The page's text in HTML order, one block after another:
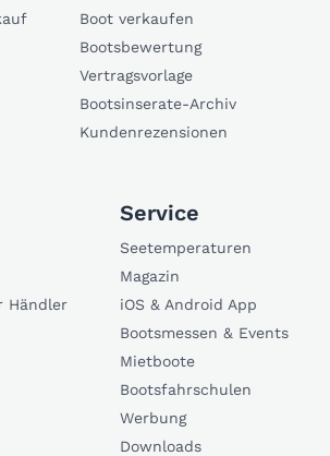
Boot verkaufen
Bootsbewertung
Vertragsvorlage
Bootsinserate-Archiv
Kundenrezensionen
Händler
Service
Seetemperaturen
Magazin
iOS & Android App
Bootsmessen & Events
Mietboote
Bootsfahrschulen
Werbung
Downloads